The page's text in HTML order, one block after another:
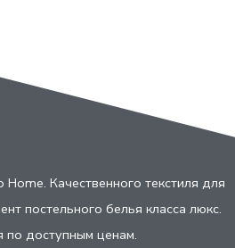
Качественного текстиля для
постельного белья класса люкс.
по доступным ценам.